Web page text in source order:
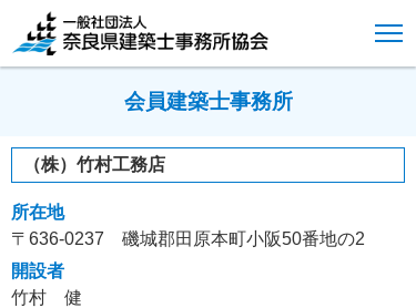
会員建築士事務所
（株）竹村工務店
所在地
〒636-0237 磯城郡田原本町小阪50番地の2
開設者
竹村 健